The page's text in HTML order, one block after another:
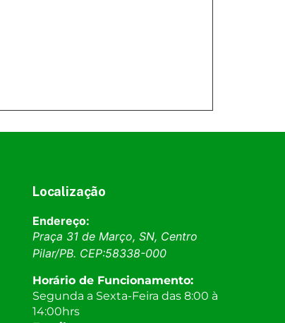
Localização
Endereço:
Praça 31 de Março, SN, Centro
Pilar/PB. CEP:58338-000
Horário de Funcionamento:
Segunda a Sexta-Feira das 8:00 à
14:00hrs